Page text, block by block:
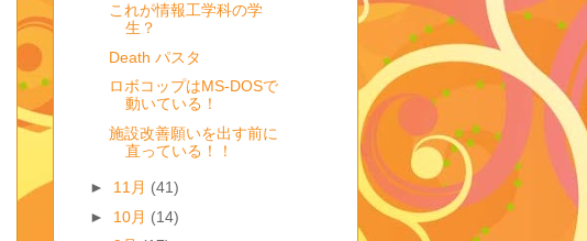
これが情報工学科の学
生？
Death パスタ
ロボコップはMS-DOSで
動いている！
施設改善願いを出す前に
直っている！！
► 11月 (41)
► 10月 (14)